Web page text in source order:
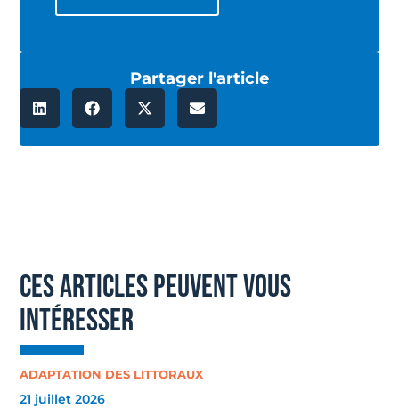
Partager l'article
ces articles peuvent vous
intéresser
ADAPTATION DES LITTORAUX
21 juillet 2026